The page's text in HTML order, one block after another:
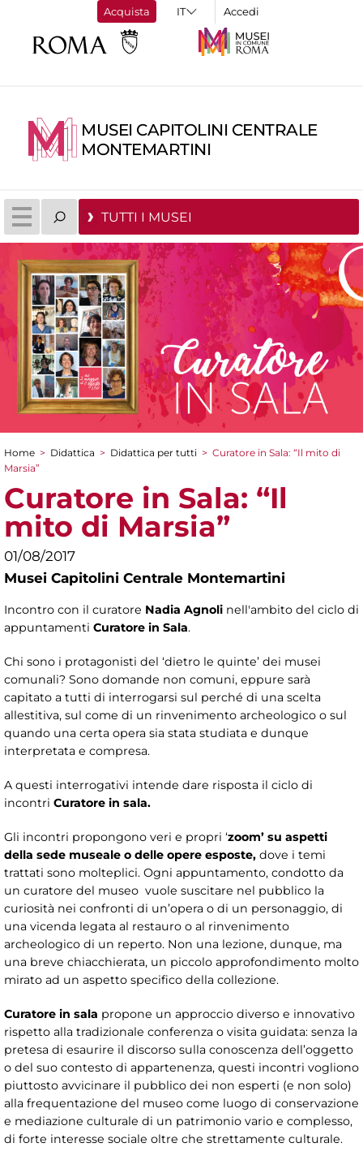
Acquista Accedi
MUSEI CAPITOLINI CENTRALE
MONTEMARTINI
TUTTI I MUSEI
Tu sei qui
Home > Didattica > Didattica per tutti > Curatore in Sala: “Il mito di
Marsia”
Curatore in Sala: “Il
mito di Marsia”
01/08/2017
Musei Capitolini Centrale Montemartini
Incontro con il curatore Nadia Agnoli nell'ambito del ciclo di
appuntamenti Curatore in Sala.
Chi sono i protagonisti del ‘dietro le quinte’ dei musei
comunali? Sono domande non comuni, eppure sarà
capitato a tutti di interrogarsi sul perché di una scelta
allestitiva, sul come di un rinvenimento archeologico o sul
quando una certa opera sia stata studiata e dunque
interpretata e compresa.
A questi interrogativi intende dare risposta il ciclo di
incontri Curatore in sala.
Gli incontri propongono veri e propri ‘zoom’ su aspetti
della sede museale o delle opere esposte, dove i temi
trattati sono molteplici. Ogni appuntamento, condotto da
un curatore del museo vuole suscitare nel pubblico la
curiosità nei confronti di un’opera o di un personaggio, di
una vicenda legata al restauro o al rinvenimento
archeologico di un reperto. Non una lezione, dunque, ma
una breve chiacchierata, un piccolo approfondimento molto
mirato ad un aspetto specifico della collezione.
Curatore in sala propone un approccio diverso e innovativo
rispetto alla tradizionale conferenza o visita guidata: senza la
pretesa di esaurire il discorso sulla conoscenza dell’oggetto
o del suo contesto di appartenenza, questi incontri vogliono
piuttosto avvicinare il pubblico dei non esperti (e non solo)
alla frequentazione del museo come luogo di conservazione
e mediazione culturale di un patrimonio vario e complesso,
di forte interesse sociale oltre che strettamente culturale.